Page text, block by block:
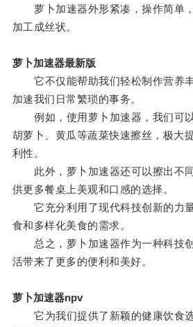
萝卜加速器外形紧凑，操作简单
加工成丝状。
萝卜加速器最新版
它不仅能帮助我们轻松制作营养
加速我们日常繁琐的事务。
例如，使用萝卜加速器，我们可以
胡萝卜、黄瓜等蔬菜快速擦丝，极大
利性。
此外，萝卜加速器还可以擦出不
供更多餐桌上美观和口感的选择。
它充分利用了现代科技创新的力
食和多样化美食的需求。
总之，萝卜加速器作为一种科技
活带来了更多的便利和美好。
萝卜加速器npv
它为我们提供了新颖的健康饮食选